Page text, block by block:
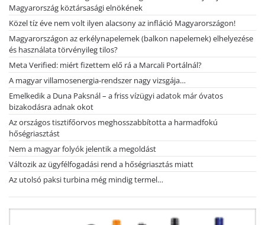
Magyarország köztársasági elnökének
Közel tíz éve nem volt ilyen alacsony az infláció Magyarországon!
Magyarországon az erkélynapelemek (balkon napelemek) elhelyezése
és használata törvényileg tilos?
Meta Verified: miért fizettem elő rá a Marcali Portálnál?
A magyar villamosenergia-rendszer nagy vizsgája…
Emelkedik a Duna Paksnál – a friss vízügyi adatok már óvatos
bizakodásra adnak okot
Az országos tisztifőorvos meghosszabbította a harmadfokú
hőségriasztást
Nem a magyar folyók jelentik a megoldást
Változik az ügyfélfogadási rend a hőségriasztás miatt
Az utolsó paksi turbina még mindig termel…